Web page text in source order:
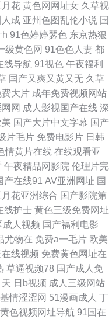
丁香五月成人 国产白一区二
人传媒熟 狠色色av 國內精品
91免费站 韩国AV区 日韩成
网站 91tv在线观看 东方成人
成人导航 爱豆TV传媒免费 九
院 国产精品自拍九区 日韩操
99热精品66 激情人妻三级 日
操欧美人 自慰小视频 美国激
视频福利 91狼友在线观看 国
性欧美色 福利夜导航 日本a
91社区视频 国产喷水在线观
花 黄色网网址女 久草视
人成 亚州色图乱伦小说 国
h 91色婷婷瑟色 东京热狠
级黄色网 91色色人妻 都
线导航 91视色 午夜福利
国产又爽又黄又无 久草
费大片 成年免费视频网站
网 成人影视国产在线 深
美 国产大片中文字幕 国产
片毛片 免费电影片 日韩
情黄片在线 在线观看亚
午夜精品网影院 伦理片完
产在线91 AV亚洲网址 国
月花亚洲综合 国产影院第
线护士 黄色三级免费网址
成人视频 国产福利电影
尤物在 免费a一毛片 欧美
在线视频 免费黄色网址在
草逼视频78 国产成人免
日b视频 成人三级网站
基情涩涩网 51漫画成人 丁
黄色视频网址导航 91国在